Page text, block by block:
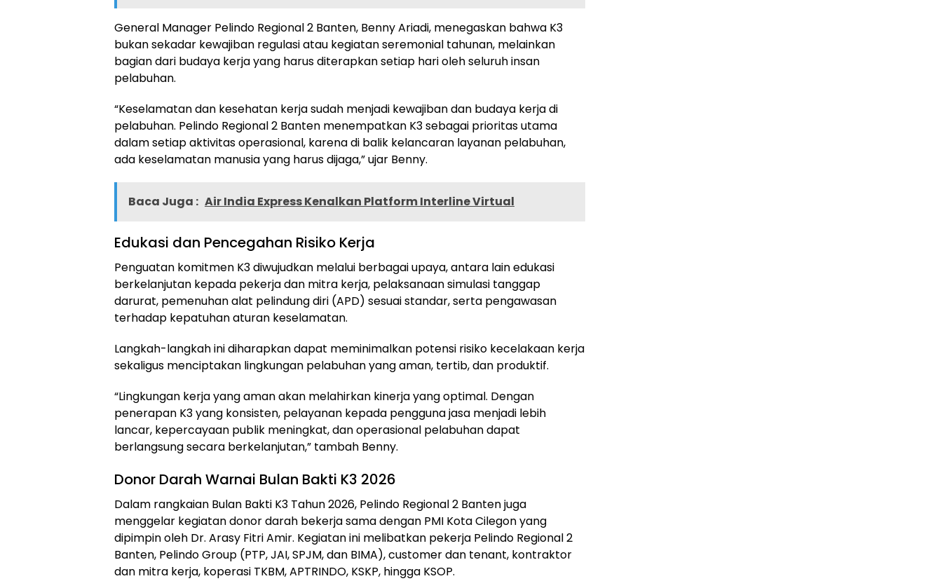
General Manager Pelindo Regional 2 Banten, Benny Ariadi, menegaskan bahwa K3
bukan sekadar kewajiban regulasi atau kegiatan seremonial tahunan, melainkan
bagian dari budaya kerja yang harus diterapkan setiap hari oleh seluruh insan
pelabuhan.
“Keselamatan dan kesehatan kerja sudah menjadi kewajiban dan budaya kerja di
pelabuhan. Pelindo Regional 2 Banten menempatkan K3 sebagai prioritas utama
dalam setiap aktivitas operasional, karena di balik kelancaran layanan pelabuhan,
ada keselamatan manusia yang harus dijaga,” ujar Benny.
Baca Juga : Air India Express Kenalkan Platform Interline Virtual
Edukasi dan Pencegahan Risiko Kerja
Penguatan komitmen K3 diwujudkan melalui berbagai upaya, antara lain edukasi
berkelanjutan kepada pekerja dan mitra kerja, pelaksanaan simulasi tanggap
darurat, pemenuhan alat pelindung diri (APD) sesuai standar, serta pengawasan
terhadap kepatuhan aturan keselamatan.
Langkah-langkah ini diharapkan dapat meminimalkan potensi risiko kecelakaan kerja
sekaligus menciptakan lingkungan pelabuhan yang aman, tertib, dan produktif.
“Lingkungan kerja yang aman akan melahirkan kinerja yang optimal. Dengan
penerapan K3 yang konsisten, pelayanan kepada pengguna jasa menjadi lebih
lancar, kepercayaan publik meningkat, dan operasional pelabuhan dapat
berlangsung secara berkelanjutan,” tambah Benny.
Donor Darah Warnai Bulan Bakti K3 2026
Dalam rangkaian Bulan Bakti K3 Tahun 2026, Pelindo Regional 2 Banten juga
menggelar kegiatan donor darah bekerja sama dengan PMI Kota Cilegon yang
dipimpin oleh Dr. Arasy Fitri Amir. Kegiatan ini melibatkan pekerja Pelindo Regional 2
Banten, Pelindo Group (PTP, JAI, SPJM, dan BIMA), customer dan tenant, kontraktor
dan mitra kerja, koperasi TKBM, APTRINDO, KSKP, hingga KSOP.